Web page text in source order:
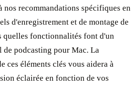
nos recommandations spécifiques en
d'enregistrement et de montage de
quelles fonctionnalités font d'un
podcasting pour Mac. La
ces éléments clés vous aidera à
éclairée en fonction de vos